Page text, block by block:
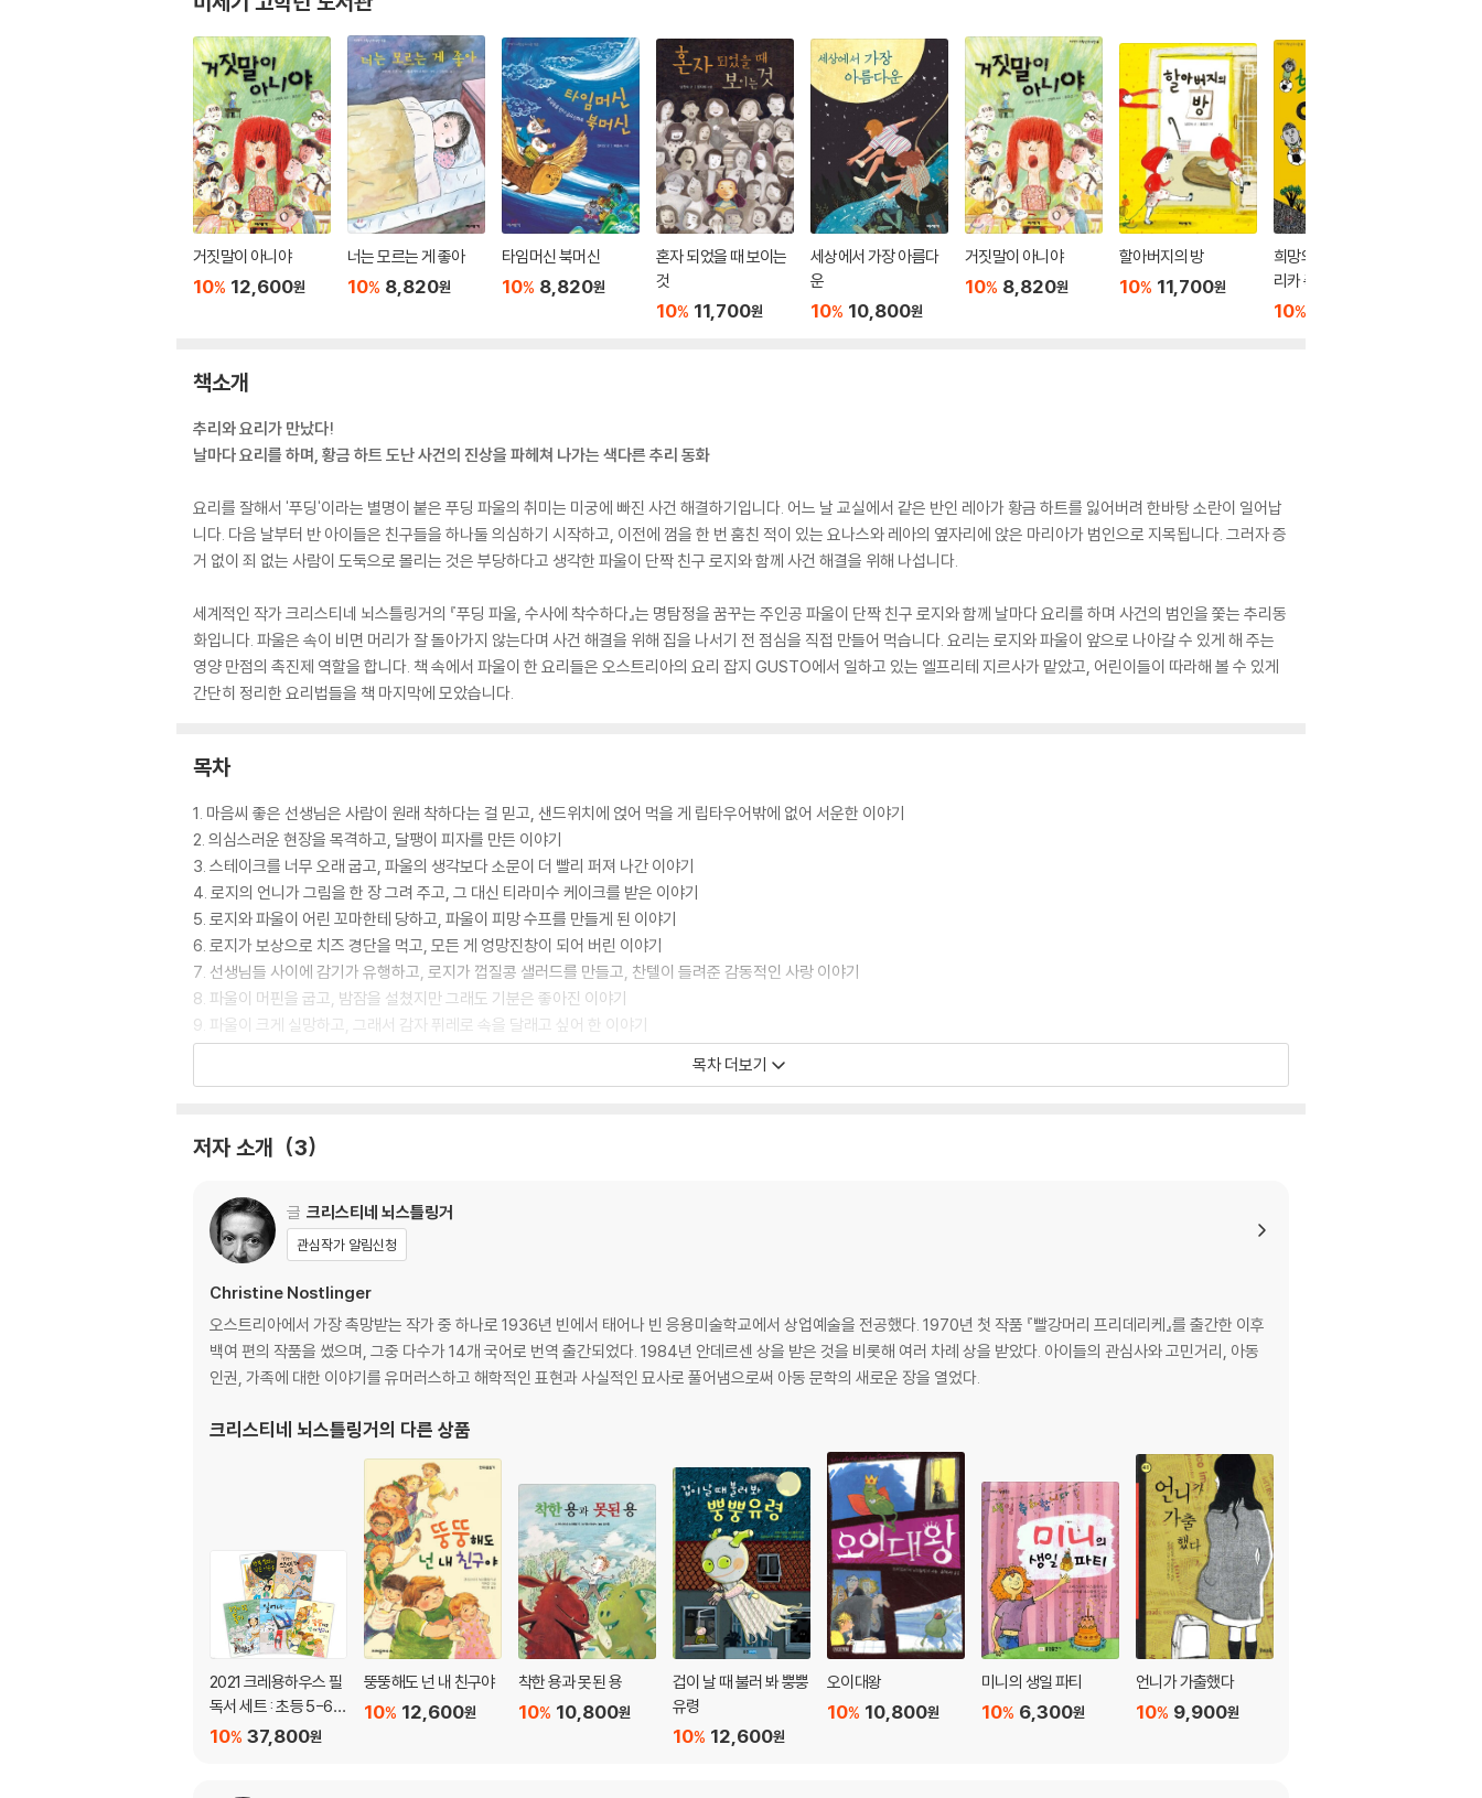
거짓말이 아니야
10% 12,600원
너는 모르는 게 좋아
10% 8,820원
타임머신 북머신
10% 8,820원
혼자 되었을 때 보이는
것
10% 11,700원
세상에서 가장 아름다
운
10% 10,800원
거짓말이 아니야
10% 8,820원
할아버지의 방
10% 11,700원
희망의 슛을 쏴라, 아프
리카 축구단
10%
책소개
추리와 요리가 만났다!
날마다 요리를 하며, 황금 하트 도난 사건의 진상을 파헤쳐 나가는 색다른 추리 동화
요리를 잘해서 '푸딩'이라는 별명이 붙은 푸딩 파울의 취미는 미궁에 빠진 사건 해결하기입니다. 어느 날 교실에서 같은 반인 레아가 황금 하트를 잃어버려 한바탕 소란이 일어납
니다. 다음 날부터 반 아이들은 친구들을 하나둘 의심하기 시작하고, 이전에 껌을 한 번 훔친 적이 있는 요나스와 레아의 옆자리에 앉은 마리아가 범인으로 지목됩니다. 그러자 증
거 없이 죄 없는 사람이 도둑으로 몰리는 것은 부당하다고 생각한 파울이 단짝 친구 로지와 함께 사건 해결을 위해 나섭니다.
세계적인 작가 크리스티네 뇌스틀링거의 『푸딩 파울, 수사에 착수하다』는 명탐정을 꿈꾸는 주인공 파울이 단짝 친구 로지와 함께 날마다 요리를 하며 사건의 범인을 쫓는 추리동
화입니다. 파울은 속이 비면 머리가 잘 돌아가지 않는다며 사건 해결을 위해 집을 나서기 전 점심을 직접 만들어 먹습니다. 요리는 로지와 파울이 앞으로 나아갈 수 있게 해 주는
영양 만점의 촉진제 역할을 합니다. 책 속에서 파울이 한 요리들은 오스트리아의 요리 잡지 GUSTO에서 일하고 있는 엘프리테 지르사가 맡았고, 어린이들이 따라해 볼 수 있게
간단히 정리한 요리법들을 책 마지막에 모았습니다.
목차
1. 마음씨 좋은 선생님은 사람이 원래 착하다는 걸 믿고, 샌드위치에 얹어 먹을 게 립타우어밖에 없어 서운한 이야기
2. 의심스러운 현장을 목격하고, 달팽이 피자를 만든 이야기
3. 스테이크를 너무 오래 굽고, 파울의 생각보다 소문이 더 빨리 퍼져 나간 이야기
4. 로지의 언니가 그림을 한 장 그려 주고, 그 대신 티라미수 케이크를 받은 이야기
5. 로지와 파울이 어린 꼬마한테 당하고, 파울이 피망 수프를 만들게 된 이야기
6. 로지가 보상으로 치즈 경단을 먹고, 모든 게 엉망진창이 되어 버린 이야기
7. 선생님들 사이에 감기가 유행하고, 로지가 껍질콩 샐러드를 만들고, 찬텔이 들려준 감동적인 사랑 이야기
8. 파울이 머핀을 굽고, 밤잠을 설쳤지만 그래도 기분은 좋아진 이야기
9. 파울이 크게 실망하고, 그래서 감자 퓌레로 속을 달래고 싶어 한 이야기
10. 겨우 토스트만 만들고, 로지가 파울에게 화를 내고, 어느 다리가 아픈지 착각한 이야기
11. 로지가 컨테이너에 몸을 숨기고, 파울과 로지에게 한 줄기 빛이 비치고, 파울이 요리를 하지 않은 이야기
목차 더보기
저자 소개 3
글 크리스티네 뇌스틀링거
관심작가 알림신청
Christine Nostlinger
오스트리아에서 가장 촉망받는 작가 중 하나로 1936년 빈에서 태어나 빈 응용미술학교에서 상업예술을 전공했다. 1970년 첫 작품 『빨강머리 프리데리케』를 출간한 이후
백여 편의 작품을 썼으며, 그중 다수가 14개 국어로 번역 출간되었다. 1984년 안데르센 상을 받은 것을 비롯해 여러 차례 상을 받았다. 아이들의 관심사와 고민거리, 아동
인권, 가족에 대한 이야기를 유머러스하고 해학적인 표현과 사실적인 묘사로 풀어냄으로써 아동 문학의 새로운 장을 열었다.
크리스티네 뇌스틀링거의 다른 상품
2021 크레용하우스 필
독서 세트 : 초등 5-6학
년
37,800원
10%
뚱뚱해도 넌 내 친구야
12,600원
10%
착한 용과 못된 용
10,800원
10%
겁이 날 때 불러 봐 뿡뿡
유령
12,600원
10%
오이대왕
10,800원
10%
미니의 생일 파티
6,300원
10%
언니가 가출했다
9,900원
10%